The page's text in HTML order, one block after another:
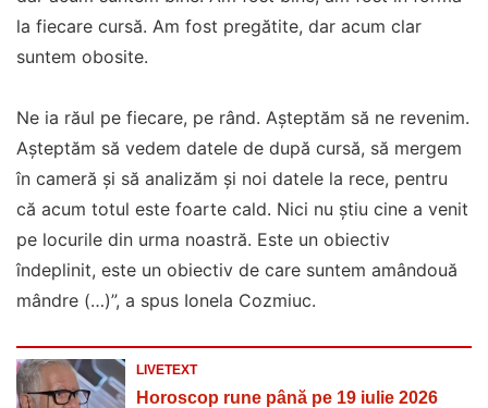
la fiecare cursă. Am fost pregătite, dar acum clar
suntem obosite.
Ne ia răul pe fiecare, pe rând. Așteptăm să ne revenim.
Așteptăm să vedem datele de după cursă, să mergem
în cameră și să analizăm și noi datele la rece, pentru
că acum totul este foarte cald. Nici nu știu cine a venit
pe locurile din urma noastră. Este un obiectiv
îndeplinit, este un obiectiv de care suntem amândouă
mândre (…)”, a spus Ionela Cozmiuc.
LIVETEXT
Horoscop rune până pe 19 iulie 2026